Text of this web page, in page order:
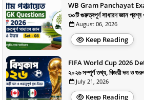
WB Gram Panchayat
৩০টি গুরুত্বপূর্ণ সাধারণ জ্ঞান
August 06, 2026
Keep Reading
FIFA World Cup 2026
২০২৬ সম্পূর্ণ তথ্য, বিজয়ী দল ও
July 21, 2026
Keep Reading